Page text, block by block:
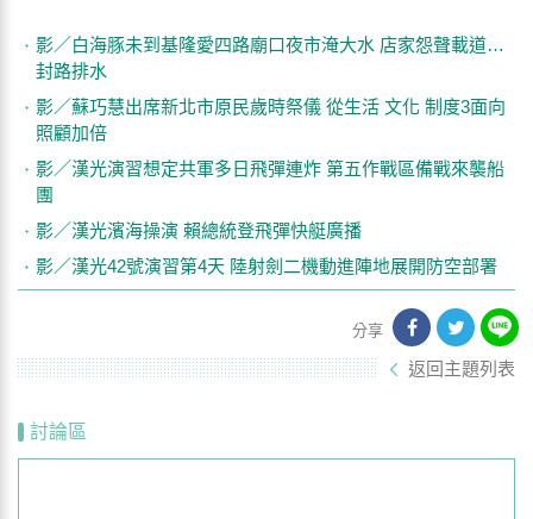
影／白海豚未到基隆愛四路廟口夜市淹大水 店家怨聲載道…
封路排水
影／蘇巧慧出席新北市原民歲時祭儀 從生活 文化 制度3面向
照顧加倍
影／漢光演習想定共軍多日飛彈連炸 第五作戰區備戰來襲船
團
影／漢光濱海操演 賴總統登飛彈快艇廣播
影／漢光42號演習第4天 陸射劍二機動進陣地展開防空部署
分享
返回主題列表
討論區